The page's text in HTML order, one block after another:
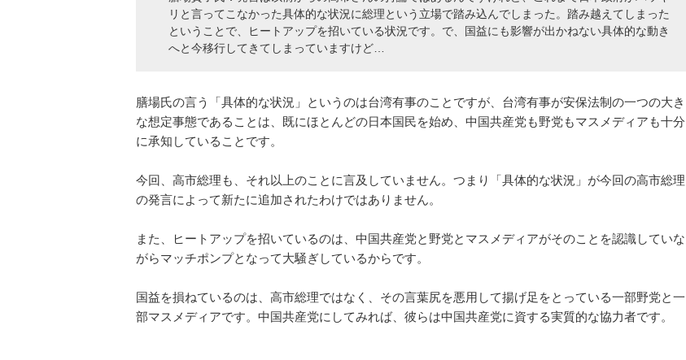
リと言ってこなかった具体的な状況に総理という立場で踏み込んでしまった。踏み越えてしまった
ということで、ヒートアップを招いている状況です。で、国益にも影響が出かねない具体的な動き
へと今移行してきてしまっていますけど…
膳場氏の言う「具体的な状況」というのは台湾有事のことですが、台湾有事が安保法制の一つの大き
な想定事態であることは、既にほとんどの日本国民を始め、中国共産党も野党もマスメディアも十分
に承知していることです。
今回、高市総理も、それ以上のことに言及していません。つまり「具体的な状況」が今回の高市総理
の発言によって新たに追加されたわけではありません。
また、ヒートアップを招いているのは、中国共産党と野党とマスメディアがそのことを認識していな
がらマッチポンプとなって大騒ぎしているからです。
国益を損ねているのは、高市総理ではなく、その言葉尻を悪用して揚げ足をとっている一部野党と一
部マスメディアです。中国共産党にしてみれば、彼らは中国共産党に資する実質的な協力者です。